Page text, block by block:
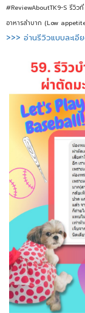
#ReviewAboutTK9-S รีวิว
อาหารลำบาก (Low
>>> อ่านรีวิวแบบละเอี